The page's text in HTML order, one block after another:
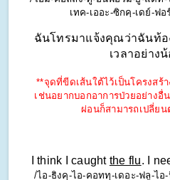
เทค-เออะ-ซิกคฺ-เดย์-ฟ
ฉันโทรมาแจ้งคุณว่าฉันท้อ
เวลาอย่าง
**จุดที่ขีดเส้นใต้ไว้เป็นโครงสร้
เช่นอยากบอกอาการป่วยอย่าง
ผ่อนก็สามารถเปลี่ยน
I think I caught the flu. I
/ไอ-ธิงคฺ-ไอ-คอททฺ-เดอะ-ฟลู-ไอ